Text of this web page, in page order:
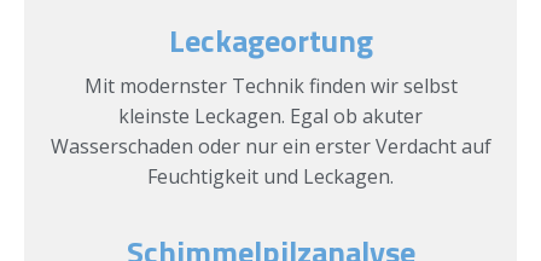
Leckageortung
Mit modernster Technik finden wir selbst
kleinste Leckagen. Egal ob akuter
Wasserschaden oder nur ein erster Verdacht auf
Feuchtigkeit und Leckagen.
Schimmelpilzanalyse